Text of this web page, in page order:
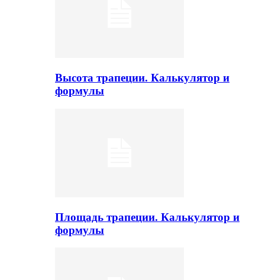
Высота трапеции. Калькулятор и
формулы
Площадь трапеции. Калькулятор и
формулы